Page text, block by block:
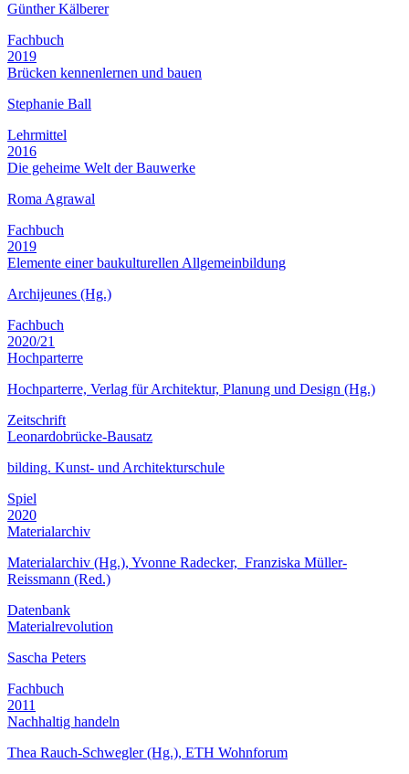
Günther Kälberer
Fachbuch
2019
Brücken kennenlernen und bauen
Stephanie Ball
Lehrmittel
2016
Die geheime Welt der Bauwerke
Roma Agrawal
Fachbuch
2019
Elemente einer baukulturellen Allgemeinbildung
Archijeunes (Hg.)
Fachbuch
2020/21
Hochparterre
Hochparterre, Verlag für Architektur, Planung und Design (Hg.)
Zeitschrift
Leonardobrücke-Bausatz
bilding. Kunst- und Architekturschule
Spiel
2020
Materialarchiv
Materialarchiv (Hg.), Yvonne Radecker, Franziska Müller-
Reissmann (Red.)
Datenbank
Materialrevolution
Sascha Peters
Fachbuch
2011
Nachhaltig handeln
Thea Rauch-Schwegler (Hg.), ETH Wohnforum